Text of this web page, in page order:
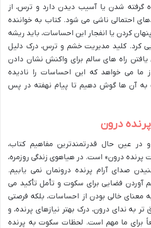
گرفته شدن یا آسیب دیدن دارد و ترس، از
احتمالی ناشی می شود. کتاب به خواننده
کردن یا انفجار این احساسات، باید ریشه
کرد. کلید مدیریت خشم و ترس، درک دلیل
راه های سالم برای واکنش نشان دادن
ما می خواهد که این احساسات را نادیده
به آن ها گوش دهیم تا پیام نهفته در پس
درون
در عین حال قدرتمندترین مفاهیم کتاب،
درون» است. در هیاهوی زندگی روزمره،
صدای آرام پرنده درونمان نمی یابیم.
آوردن فضایی برای سکوت و تأمل تأکید می
معنای خالی بودن از احساسات، بلکه فرصتی
به ندای درون، درک بهتر نیازهای پرنده، و
برای ما مهم است. لحظات سکوت به پرنده